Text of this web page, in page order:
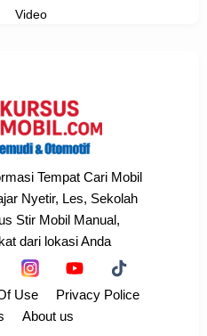
Video
Tempat Cari Mobil
Nyetir, Les, Sekolah
Stir Mobil Manual,
dari lokasi Anda
Use
Privacy Police
About us